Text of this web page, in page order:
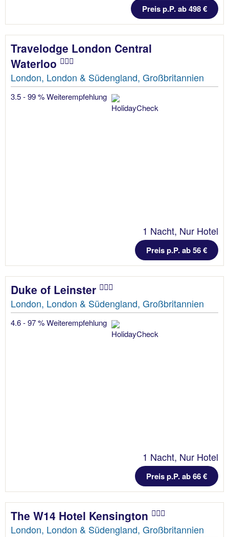
Preis p.P. ab 498 €
Travelodge London Central
Waterloo
London, London & Südengland, Großbritannien
3.5 - 99 % Weiterempfehlung
1 Nacht, Nur Hotel
Preis p.P. ab 56 €
Duke of Leinster
London, London & Südengland, Großbritannien
4.6 - 97 % Weiterempfehlung
1 Nacht, Nur Hotel
Preis p.P. ab 66 €
The W14 Hotel Kensington
London, London & Südengland, Großbritannien